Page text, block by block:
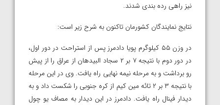
نیز راهی رده بندی شدند.
نتایج نمایندگان کشورمان تاکنون به شرح زیر است:
در وزن ۵۵ کیلوگرم پویا دادمرز پس از استراحت در دور اول،
در دور دوم با نتیجه ۷ بر ۲ سجاد البیدهان از عراق را از پیش
رو برداشت و به مرحله نیمه نهایی راه یافت. وی در این مرحله
با نتیجه ۳ بر ۲ تائه مین کیم از کره جنوبی را شکست داد و به
دیدار فینال راه یافت. دادمرز در این دیدار به مصاف یو چول